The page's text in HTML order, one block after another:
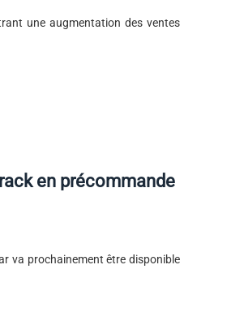
une augmentation des ventes
en précommande
va prochainement être disponible